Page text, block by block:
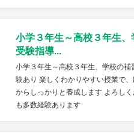
小学３年生～高校３年生
受験指導...
小学３年生～高校３年生、学校の
験あり 楽しくわかりやすい授業で
からしっかりと養成します よろし
も多数経験あります